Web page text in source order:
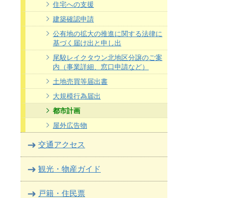
住宅への支援
建築確認申請
公有地の拡大の推進に関する法律に
基づく届け出と申し出
尾駮レイクタウン北地区分譲のご案
内（事業詳細、窓口申請など）
土地売買等届出書
大規模行為届出
都市計画
屋外広告物
交通アクセス
観光・物産ガイド
戸籍・住民票